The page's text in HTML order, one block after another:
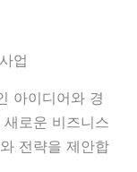
업
아이디어와 경
로운 비즈니스
전략을 제안합